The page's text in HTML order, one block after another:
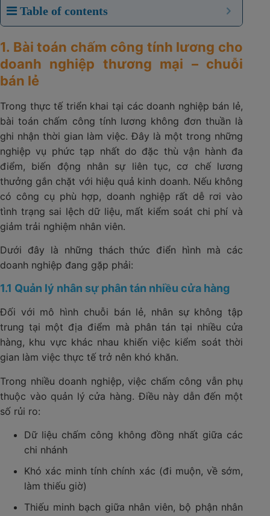
Table of contents
1. Bài toán chấm công tính lương cho
doanh nghiệp thương mại – chuỗi
bán lẻ
Trong thực tế triển khai tại các doanh nghiệp bán lẻ,
bài toán chấm công tính lương không đơn thuần là
ghi nhận thời gian làm việc. Đây là một trong những
nghiệp vụ phức tạp nhất do đặc thù vận hành đa
điểm, biến động nhân sự liên tục, cơ chế lương
thưởng gắn chặt với hiệu quả kinh doanh. Nếu không
có công cụ phù hợp, doanh nghiệp rất dễ rơi vào
tình trạng sai lệch dữ liệu, mất kiểm soát chi phí và
giảm trải nghiệm nhân viên.
Dưới đây là những thách thức điển hình mà các
doanh nghiệp đang gặp phải:
1.1 Quản lý nhân sự phân tán nhiều cửa hàng
Đối với mô hình chuỗi bán lẻ, nhân sự không tập
trung tại một địa điểm mà phân tán tại nhiều cửa
hàng, khu vực khác nhau khiến việc kiểm soát thời
gian làm việc thực tế trở nên khó khăn.
Trong nhiều doanh nghiệp, việc chấm công vẫn phụ
thuộc vào quản lý cửa hàng. Điều này dẫn đến một
số rủi ro:
Dữ liệu chấm công không đồng nhất giữa các
chi nhánh
Khó xác minh tính chính xác (đi muộn, về sớm,
làm thiếu giờ)
Thiếu minh bạch giữa nhân viên, bộ phận nhân